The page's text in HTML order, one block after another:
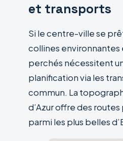
et transports
Si le centre-ville se
collines environnantes
perchés nécessitent
planification via les
commun. La
d’Azur offre des
parmi les plus belles